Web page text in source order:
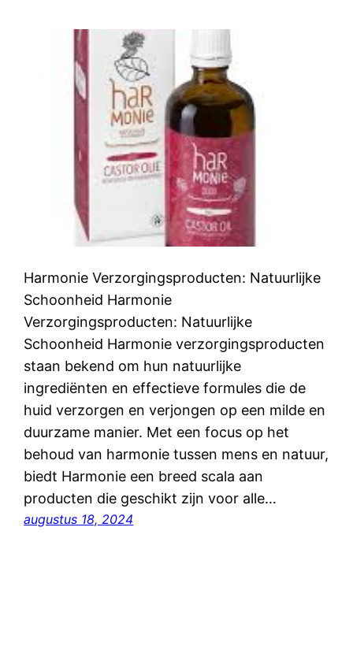
Harmonie Verzorgingsproducten: Natuurlijke
Schoonheid Harmonie
Verzorgingsproducten: Natuurlijke
Schoonheid Harmonie verzorgingsproducten
staan bekend om hun natuurlijke
ingrediënten en effectieve formules die de
huid verzorgen en verjongen op een milde en
duurzame manier. Met een focus op het
behoud van harmonie tussen mens en natuur,
biedt Harmonie een breed scala aan
producten die geschikt zijn voor alle…
augustus 18, 2024